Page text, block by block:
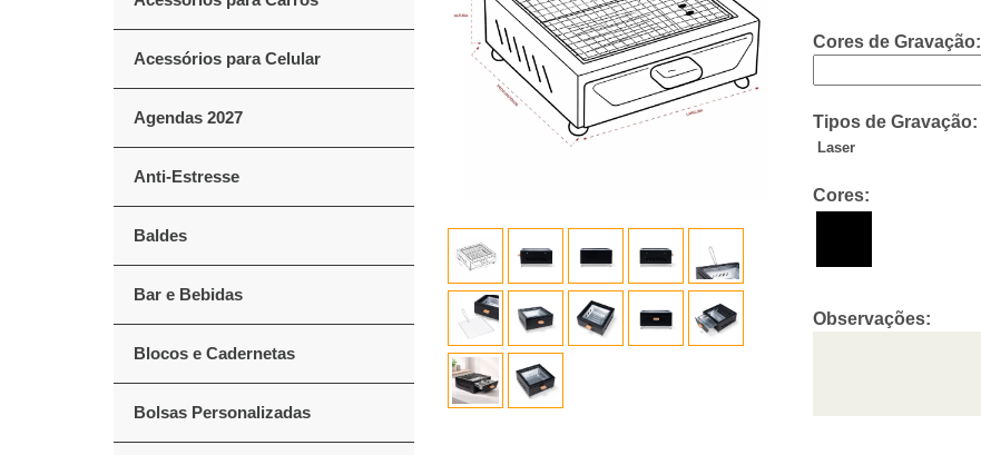
Acessórios para Celular
Agendas 2027
Anti-Estresse
Baldes
Bar e Bebidas
Blocos e Cadernetas
Bolsas Personalizadas
Cores de Gravação:
Tipos de Gravação:
Laser
Cores:
Observações: